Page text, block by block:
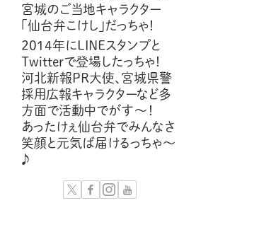
宮城のご当地キャラクター
「仙台弁こけし」だっちゃ！
2014年にLINEスタンプと
Twitterで登場したっちゃ！
河北新報PR大使、宮城県警
採用広報キャラクターなど多
方面で活動中でがす〜！
あったけぇ仙台弁でみんなさ
笑顔と元気ば届けるっちゃ～
♪